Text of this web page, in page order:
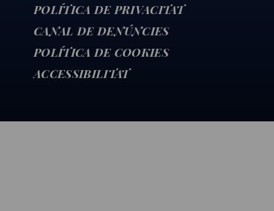
POLÍTICA DE PRIVACITAT
CANAL DE DENÚNCIES
POLÍTICA DE COOKIES
ACCESSIBILITAT